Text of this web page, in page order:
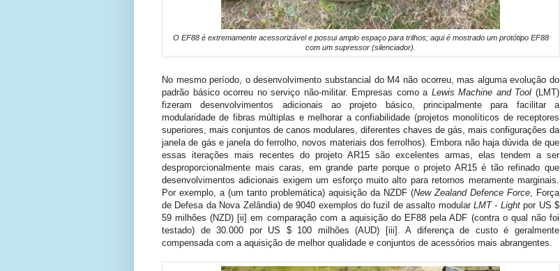
O EF88 é extremamente acessorizável e possui amplo espaço para trilhos; aqui é mostrado um protótipo EF88
com um supressor (silenciador).
No mesmo período, o desenvolvimento substancial do M4 não ocorreu, mas alguma evolução do
padrão básico ocorreu no serviço não-militar. Empresas como a Lewis Machine and Tool (LMT)
fizeram desenvolvimentos adicionais ao projeto básico, principalmente para facilitar a
modularidade de fibras múltiplas e melhorar a confiabilidade (projetos monolíticos de receptores
superiores, mais conjuntos de canos modulares, diferentes chaves de gás, mais configurações da
janela de gás e janela do ferrolho, novos materiais dos ferrolhos).
Embora não haja dúvida de que
essas iterações mais recentes do projeto AR15 são excelentes armas, elas tendem a ser
desproporcionalmente mais caras, em grande parte porque o projeto AR15 é tão refinado que
desenvolvimentos adicionais exigem um esforço muito alto para retornos meramente marginais.
Por exemplo, a (um tanto problemática) aquisição da NZDF (New Zealand Defence Force , Força
de Defesa da Nova Zelândia) de 9040 exemplos do fuzil de assalto modularLMT - Lightpor US $
59 milhões (NZD) [ii] em comparação com a aquisição do EF88 pela ADF (contra o qual não foi
testado) de 30.000 por US $ 100 milhões (AUD) [iii]. A diferença de custo é geralmente
compensada com a aquisição de melhor qualidade e conjuntos de acessórios mais abrangentes.